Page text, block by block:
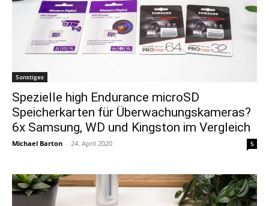
Sonstiges
Spezielle high Endurance microSD
Speicherkarten für Überwachungskameras?
6x Samsung, WD und Kingston im Vergleich
Michael Barton - 24. April 2020 5